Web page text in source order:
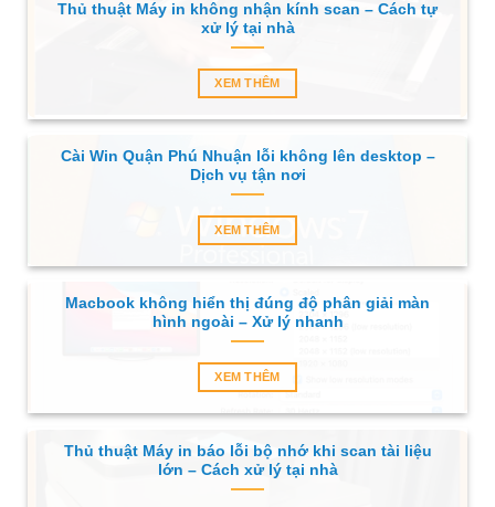
Thủ thuật Máy in không nhận kính scan – Cách tự
xử lý tại nhà
XEM THÊM
Cài Win Quận Phú Nhuận lỗi không lên desktop –
Dịch vụ tận nơi
XEM THÊM
Macbook không hiển thị đúng độ phân giải màn
hình ngoài – Xử lý nhanh
XEM THÊM
Thủ thuật Máy in báo lỗi bộ nhớ khi scan tài liệu
lớn – Cách xử lý tại nhà